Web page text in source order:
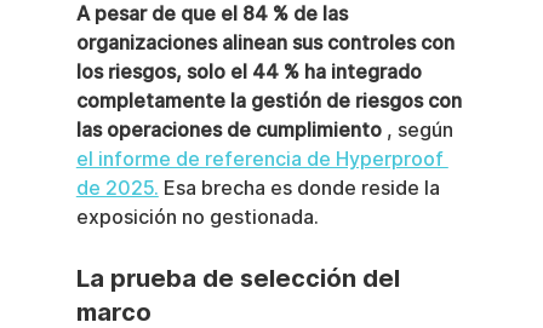
A pesar de que el 84 % de las
organizaciones alinean sus controles con
los riesgos, solo el 44 % ha integrado
completamente la gestión de riesgos con
las operaciones de cumplimiento , según
el informe de referencia de Hyperproof
de 2025. Esa brecha es donde reside la
exposición no gestionada.
La prueba de selección del
marco